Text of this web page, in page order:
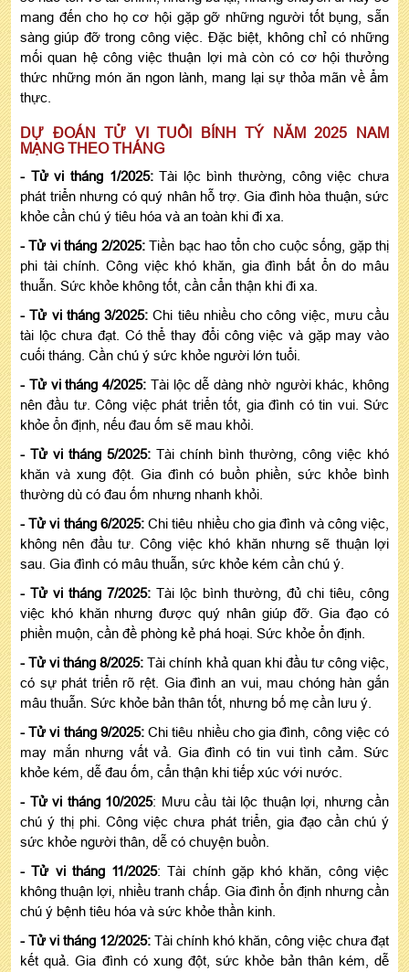
mang đến cho họ cơ hội gặp gỡ những người tốt bụng, sẵn
sàng giúp đỡ trong công việc. Đặc biệt, không chỉ có những
mối quan hệ công việc thuận lợi mà còn có cơ hội thưởng
thức những món ăn ngon lành, mang lại sự thỏa mãn về ẩm
thực.
DỰ ĐOÁN TỬ VI TUỔI BÍNH TÝ NĂM 2025 NAM
MẠNG THEO THÁNG
- Tử vi tháng 1/2025:Tài lộc bình thường, công việc chưa
phát triển nhưng có quý nhân hỗ trợ. Gia đình hòa thuận, sức
khỏe cần chú ý tiêu hóa và an toàn khi đi xa.
- Tử vi tháng 2/2025:Tiền bạc hao tổn cho cuộc sống, gặp thị
phi tài chính. Công việc khó khăn, gia đình bất ổn do mâu
thuẫn. Sức khỏe không tốt, cần cẩn thận khi đi xa.
- Tử vi tháng 3/2025: Chi tiêu nhiều cho công việc, mưu cầu
tài lộc chưa đạt. Có thể thay đổi công việc và gặp may vào
cuối tháng. Cần chú ý sức khỏe người lớn tuổi.
- Tử vi tháng 4/2025: Tài lộc dễ dàng nhờ người khác, không
nên đầu tư. Công việc phát triển tốt, gia đình có tin vui. Sức
khỏe ổn định, nếu đau ốm sẽ mau khỏi.
- Tử vi tháng 5/2025: Tài chính bình thường, công việc khó
khăn và xung đột. Gia đình có buồn phiền, sức khỏe bình
thường dù có đau ốm nhưng nhanh khỏi.
- Tử vi tháng 6/2025:Chi tiêu nhiều cho gia đình và công việc,
không nên đầu tư. Công việc khó khăn nhưng sẽ thuận lợi
sau. Gia đình có mâu thuẫn, sức khỏe kém cần chú ý.
- Tử vi tháng 7/2025: Tài lộc bình thường, đủ chi tiêu, công
việc khó khăn nhưng được quý nhân giúp đỡ. Gia đạo có
phiền muộn, cần đề phòng kẻ phá hoại. Sức khỏe ổn định.
- Tử vi tháng 8/2025:Tài chính khả quan khi đầu tư công việc,
có sự phát triển rõ rệt. Gia đình an vui, mau chóng hàn gắn
mâu thuẫn. Sức khỏe bản thân tốt, nhưng bố mẹ cần lưu ý.
- Tử vi tháng 9/2025:Chi tiêu nhiều cho gia đình, công việc có
may mắn nhưng vất vả. Gia đình có tin vui tình cảm. Sức
khỏe kém, dễ đau ốm, cẩn thận khi tiếp xúc với nước.
- Tử vi tháng 10/2025: Mưu cầu tài lộc thuận lợi, nhưng cần
chú ý thị phi. Công việc chưa phát triển, gia đạo cần chú ý
sức khỏe người thân, dễ có chuyện buồn.
- Tử vi tháng 11/2025: Tài chính gặp khó khăn, công việc
không thuận lợi, nhiều tranh chấp. Gia đình ổn định nhưng cần
chú ý bệnh tiêu hóa và sức khỏe thần kinh.
- Tử vi tháng 12/2025: Tài chính khó khăn, công việc chưa đạt
kết quả. Gia đình có xung đột, sức khỏe bản thân kém, dễ